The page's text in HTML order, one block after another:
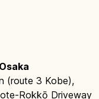
(route 3 Kobe),
Rokkō Driveway